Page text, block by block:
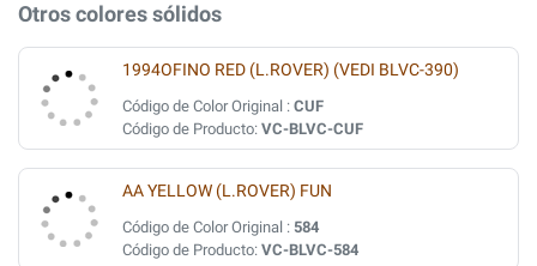
Otros colores sólidos
1994OFINO RED (L.ROVER) (VEDI BLVC-390)
Código de Color Original : CUF
Código de Producto: VC-BLVC-CUF
AA YELLOW (L.ROVER) FUN
Código de Color Original : 584
Código de Producto: VC-BLVC-584